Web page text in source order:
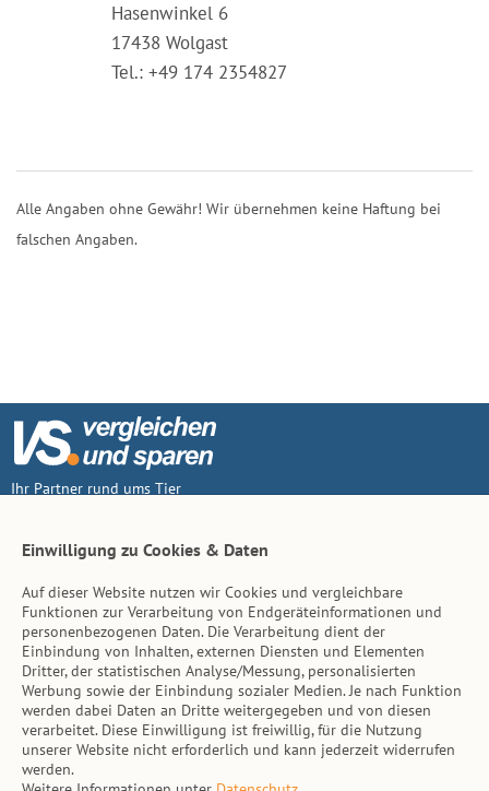
Hasenwinkel 6
17438 Wolgast
Tel.: +49 174 2354827
Alle Angaben ohne Gewähr! Wir übernehmen keine Haftung bei
falschen Angaben.
Ihr Partner rund ums Tier
Inhalt
Tierarzt-Suche
Hinweise
AGB
Impressum
Einwilligung zu Cookies & Daten
Auf dieser Website nutzen wir Cookies und vergleichbare
Funktionen zur Verarbeitung von Endgeräteinformationen und
personenbezogenen Daten. Die Verarbeitung dient der
Einbindung von Inhalten, externen Diensten und Elementen
Dritter, der statistischen Analyse/Messung, personalisierten
Werbung sowie der Einbindung sozialer Medien. Je nach Funktion
werden dabei Daten an Dritte weitergegeben und von diesen
verarbeitet. Diese Einwilligung ist freiwillig, für die Nutzung
unserer Website nicht erforderlich und kann jederzeit widerrufen
werden.